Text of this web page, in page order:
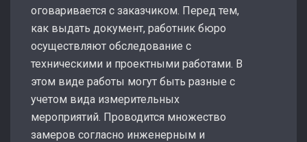
оговаривается с заказчиком. Перед тем,
как выдать документ, работник бюро
осуществляют обследование с
техническими и проектными работами. В
этом виде работы могут быть разные с
учетом вида измерительных
мероприятий. Проводится множество
замеров согласно инженерным и